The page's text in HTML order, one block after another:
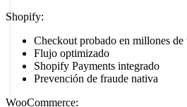
Shopify:
Checkout probado en millones de
Flujo optimizado
Shopify Payments integrado
Prevención de fraude nativa
WooCommerce: